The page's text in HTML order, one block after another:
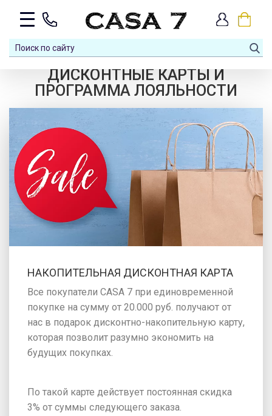
ДИСКОНТНЫЕ КАРТЫ И
ПРОГРАММА ЛОЯЛЬНОСТИ
НАКОПИТЕЛЬНАЯ ДИСКОНТНАЯ КАРТА
Все покупатели CASA 7 при единовременной
покупке на сумму от 20.000 руб. получают от
нас в подарок дисконтно-накопительную карту,
которая позволит разумно экономить на
будущих покупках.
По такой карте действует постоянная скидка
3% от суммы следующего заказа.